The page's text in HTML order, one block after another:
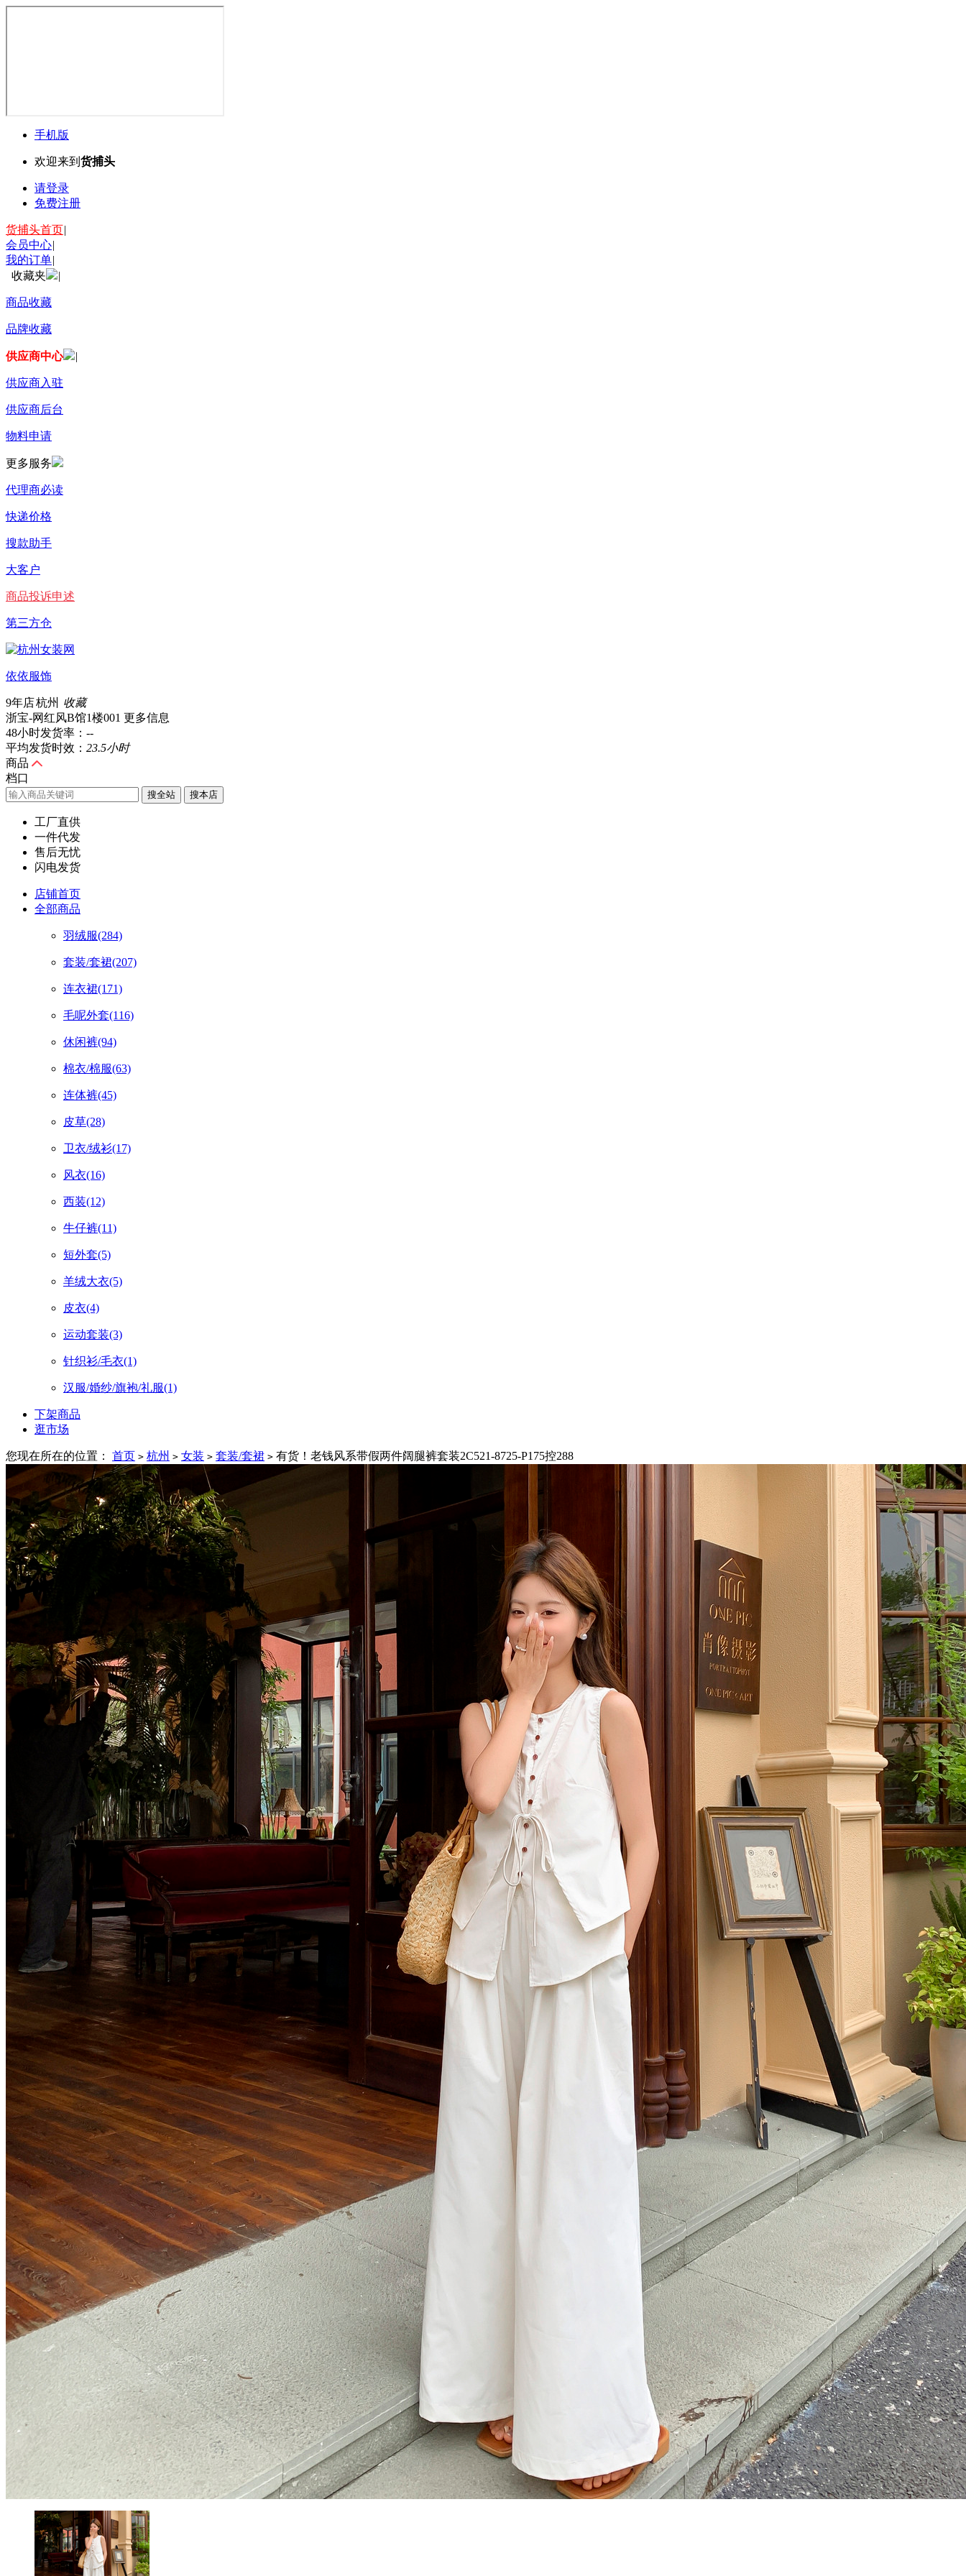
手机版
欢迎来到 货捕头
请登录
免费注册
货捕头首页|
会员中心|
我的订单|
收藏夹
|
商品收藏
品牌收藏
供应商中心 |
供应商入驻
供应商后台
物料申请
更多服务
代理商必读
快递价格
搜款助手
大客户
商品投诉申述
第三方仓
依依服饰
9年店杭州 收藏
浙宝-网红风B馆1楼001 更多信息
48小时发货率： --
平均发货时效： 23.5小时
商品
档口
搜全站
工厂直供
一件代发
售后无忧
闪电发货
店铺首页
全部商品
羽绒服(284)
套装/套裙(207)
连衣裙(171)
毛呢外套(116)
休闲裤(94)
棉衣/棉服(63)
连体裤(45)
皮草(28)
卫衣/绒衫(17)
风衣(16)
西装(12)
牛仔裤(11)
短外套(5)
羊绒大衣(5)
皮衣(4)
运动套装(3)
针织衫/毛衣(1)
汉服/婚纱/旗袍/礼服(1)
下架商品
逛市场
您现在所在的位置： 首页 > 杭州 > 女装 > 套装/套裙 > 有货！老钱风系带假两件阔腿裤套装2C521-8725-P175控288